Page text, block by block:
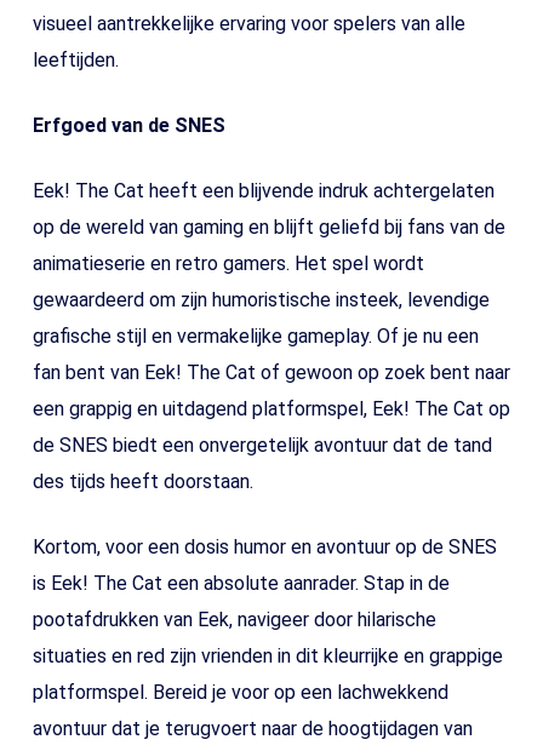
visueel aantrekkelijke ervaring voor spelers van alle
leeftijden.
Erfgoed van de SNES
Eek! The Cat heeft een blijvende indruk achtergelaten
op de wereld van gaming en blijft geliefd bij fans van de
animatieserie en retro gamers. Het spel wordt
gewaardeerd om zijn humoristische insteek, levendige
grafische stijl en vermakelijke gameplay. Of je nu een
fan bent van Eek! The Cat of gewoon op zoek bent naar
een grappig en uitdagend platformspel, Eek! The Cat op
de SNES biedt een onvergetelijk avontuur dat de tand
des tijds heeft doorstaan.
Kortom, voor een dosis humor en avontuur op de SNES
is Eek! The Cat een absolute aanrader. Stap in de
pootafdrukken van Eek, navigeer door hilarische
situaties en red zijn vrienden in dit kleurrijke en grappige
platformspel. Bereid je voor op een lachwekkend
avontuur dat je terugvoert naar de hoogtijdagen van